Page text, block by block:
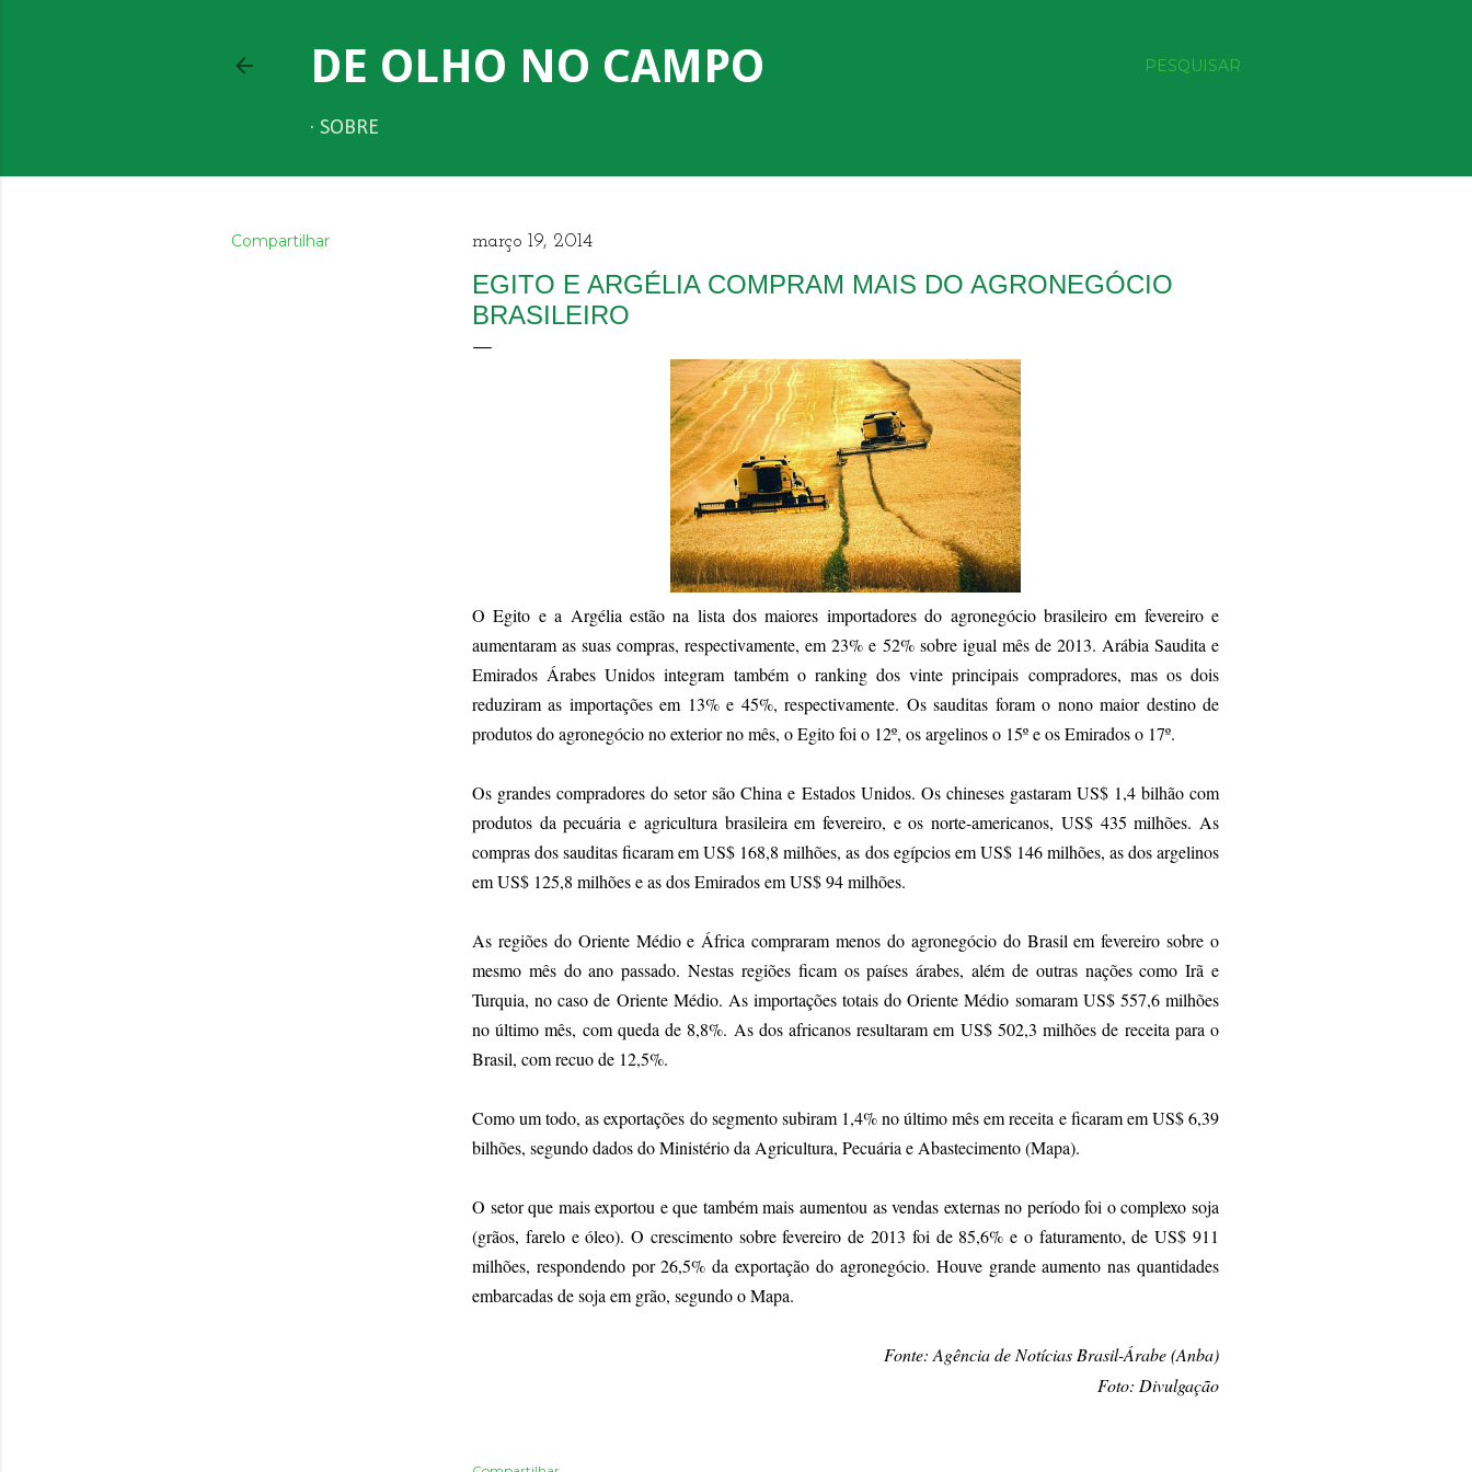
PESQUISAR
DE OLHO NO CAMPO
SOBRE
Compartilhar março 19, 2014
EGITO E ARGÉLIA COMPRAM MAIS DO AGRONEGÓCIO
BRASILEIRO
O Egito e a Argélia estão na lista dos maiores importadores do agronegócio brasileiro em fevereiro e
aumentaram as suas compras, respectivamente, em 23% e 52% sobre igual mês de 2013. Arábia Saudita e
Emirados Árabes Unidos integram também o ranking dos vinte principais compradores, mas os dois
reduziram as importações em 13% e 45%, respectivamente. Os sauditas foram o nono maior destino de
produtos do agronegócio no exterior no mês, o Egito foi o 12º, os argelinos o 15º e os Emirados o 17º.
Os grandes compradores do setor são China e Estados Unidos. Os chineses gastaram US$ 1,4 bilhão com
produtos da pecuária e agricultura brasileira em fevereiro, e os norte-americanos, US$ 435 milhões. As
compras dos sauditas ficaram em US$ 168,8 milhões, as dos egípcios em US$ 146 milhões, as dos argelinos
em US$ 125,8 milhões e as dos Emirados em US$ 94 milhões.
As regiões do Oriente Médio e África compraram menos do agronegócio do Brasil em fevereiro sobre o
mesmo mês do ano passado. Nestas regiões ficam os países árabes, além de outras nações como Irã e
Turquia, no caso de Oriente Médio. As importações totais do Oriente Médio somaram US$ 557,6 milhões
no último mês, com queda de 8,8%. As dos africanos resultaram em US$ 502,3 milhões de receita para o
Brasil, com recuo de 12,5%.
Como um todo, as exportações do segmento subiram 1,4% no último mês em receita e ficaram em US$ 6,39
bilhões, segundo dados do Ministério da Agricultura, Pecuária e Abastecimento (Mapa).
O setor que mais exportou e que também mais aumentou as vendas externas no período foi o complexo soja
(grãos, farelo e óleo). O crescimento sobre fevereiro de 2013 foi de 85,6% e o faturamento, de US$ 911
milhões, respondendo por 26,5% da exportação do agronegócio. Houve grande aumento nas quantidades
embarcadas de soja em grão, segundo o Mapa.
Fonte: Agência de Notícias Brasil-Árabe (Anba)
Foto: Divulgação